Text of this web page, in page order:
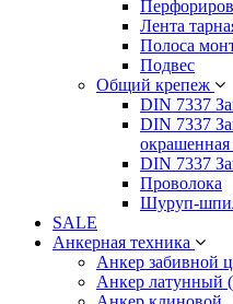
Лента
Полоса
Подвес
Общий крепеж
DIN 7337
DIN 7337
DIN 7337
Проволока
Шуруп-
SALE
Анкерная техника
Анкер забивной
Анкер латунный